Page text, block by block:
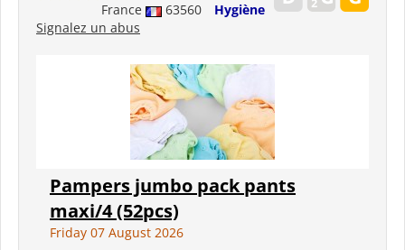
France 63560
Hygiène
Signalez un abus
Pampers jumbo pack pants
maxi/4 (52pcs)
Friday 07 August 2026